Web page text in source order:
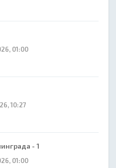
01:00
10:27
- 1
01:00